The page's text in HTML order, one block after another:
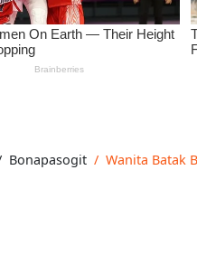
Bonapasogit Wanita Batak